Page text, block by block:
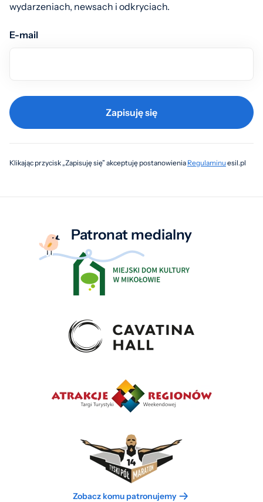
wydarzeniach, newsach i odkryciach.
E-mail
Zapisuję się
Klikając przycisk „Zapisuję się” akceptuję postanowienia Regulaminuesil.pl
Patronat medialny
Zobacz komu patronujemy